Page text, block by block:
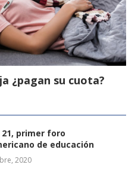
¿pagan su cuota?
21, primer foro
de educación
2020